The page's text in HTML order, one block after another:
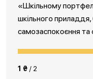
«Шкільному
шкільного
самозаспокоєння та
1 ₴ / 2